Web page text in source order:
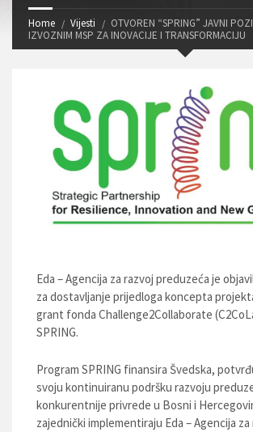
Home Vijesti
OTVOREN “SPRING” JAVNI
IZVOZNIM MSP ZA INOVACIJE I TRANSFORMACIJU
Eda – Agencija za razvoj preduzeća je
za dostavljanje prijedloga koncepta
grant fonda Challenge2Collaborate
SPRING.
Program SPRING finansira Švedska,
svoju kontinuiranu podršku razvoju
konkurentnije privrede u Bosni i
zajednički implementiraju Eda – Agencija za